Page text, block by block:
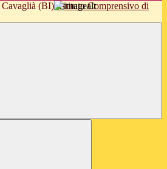
Istituto Comprensivo di